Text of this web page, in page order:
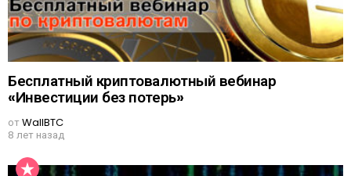
Бесплатный криптовалютный вебинар
«Инвестиции без потерь»
отWallBTC
8 лет назад